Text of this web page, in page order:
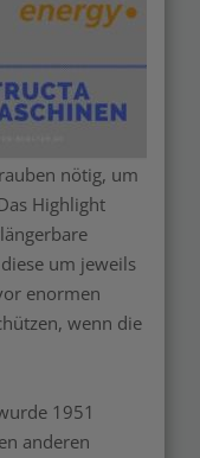
nötig, um
Highlight
um jeweils
enormen
wenn die
1951
anderen